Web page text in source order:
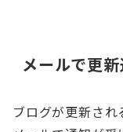
メールで更
ブログが更新され